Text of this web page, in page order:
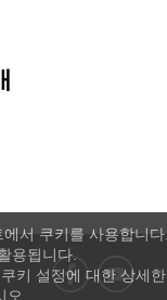
에서 쿠키를 사용합니
용됩니다.
키 설정에 대한 상세
.